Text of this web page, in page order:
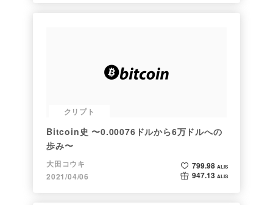
クリプト
Bitcoin史 〜0.00076ドルから6万ドルへの
歩み〜
大田コウキ
2021/04/06
799.98 ALIS
947.13 ALIS